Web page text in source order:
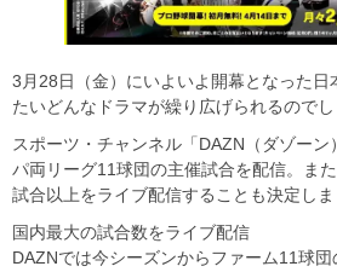
3月28日（金）にいよいよ開幕となった日
たいどんなドラマが繰り広げられるのでし
スポーツ・チャンネル「DAZN（ダゾーン
パ両リーグ11球団の主催試合を配信。ま
試合以上をライブ配信することも決定しま
国内最大の試合数をライブ配信
DAZNでは今シーズンからファーム11球